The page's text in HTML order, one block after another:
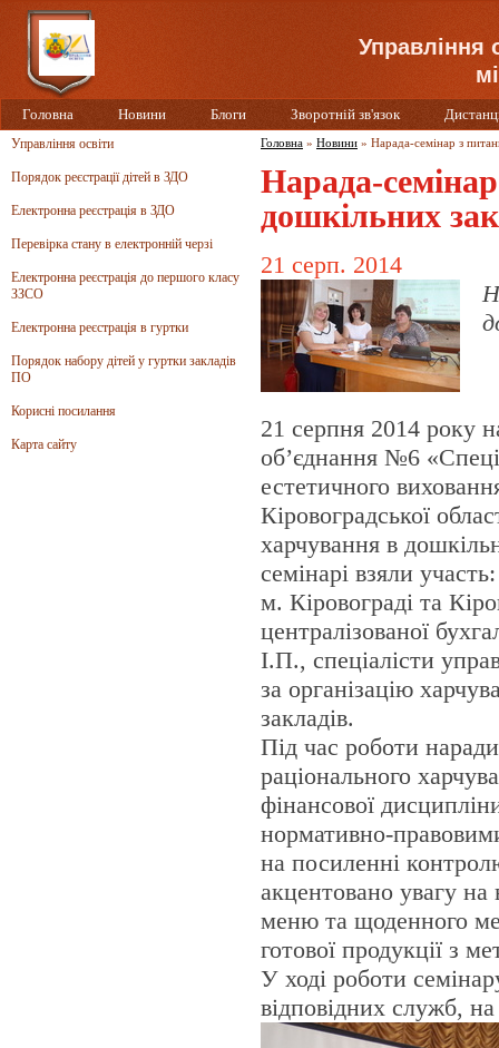
Управління
Головна Новини Блоги Зворотній зв'язок
Управління освіти
Порядок реєстрації дітей в ЗДО
Електронна реєстрація в ЗДО
Перевірка стану в електронній черзі
Електронна реєстрація до першого класу
ЗЗСО
Електронна реєстрація в гуртки
Порядок набору дітей у гуртки закладів
ПО
Корисні посилання
Карта сайту
Головна » Новини » Нарада-семінар з
Нарада-
дошкільних
21 серп. 2014
21 серпня 2014 року
об’єднання №6
естетичного
Кіровоградської
харчування в
семінарі взяли
м. Кіровограді та
централізованої
І.П., спеціалісти
за організацію
закладів.
Під час роботи
раціонального
фінансової
нормативно-
на посиленні
акцентовано увагу
меню та щоденного
готової продукції з
У ході роботи
відповідних служб, на